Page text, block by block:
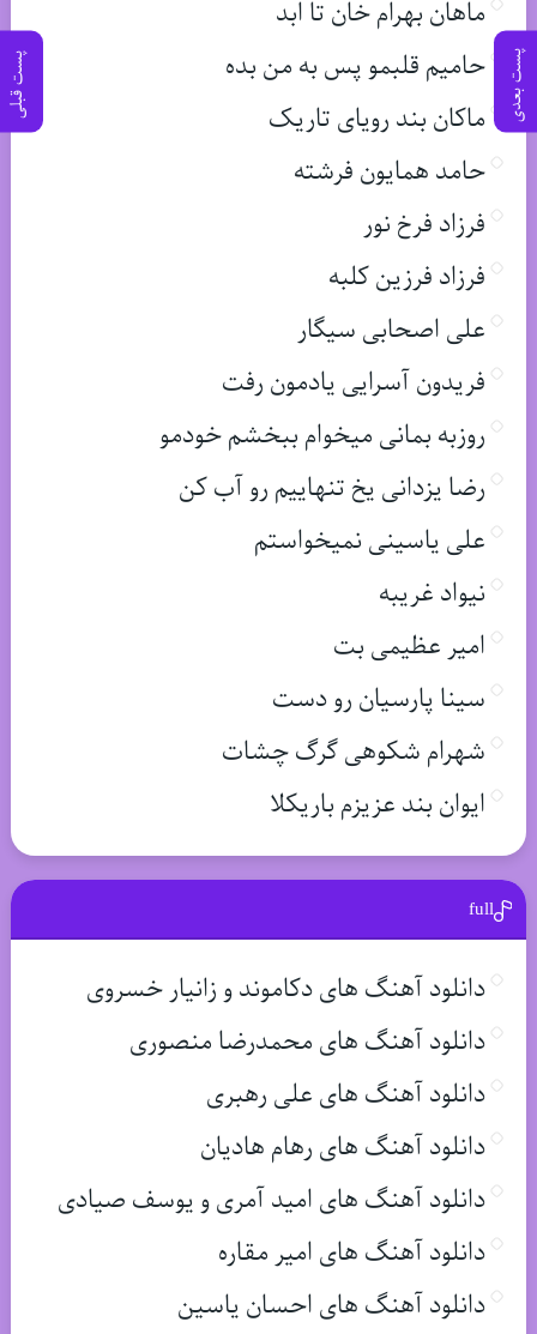
پست بعدی پست قبلی
ماهان بهرام خان تا ابد
حامیم قلبمو پس به من بده
ماکان بند رویای تاریک
حامد همایون فرشته
فرزاد فرخ نور
فرزاد فرزین کلبه
علی اصحابی سیگار
فریدون آسرایی یادمون رفت
روزبه بمانی میخوام ببخشم خودمو
رضا یزدانی یخ تنهاییم رو آب کن
علی یاسینی نمیخواستم
نیواد غریبه
امیر عظیمی بت
سینا پارسیان رو دست
شهرام شکوهی گرگ چشات
ایوان بند عزیزم باریکلا
full
دانلود آهنگ های دکاموند و زانیار خسروی
دانلود آهنگ های محمدرضا منصوری
دانلود آهنگ های علی رهبری
دانلود آهنگ های رهام هادیان
دانلود آهنگ های امید آمری و یوسف صیادی
دانلود آهنگ های امیر مقاره
دانلود آهنگ های احسان یاسین